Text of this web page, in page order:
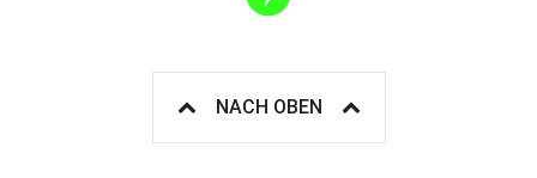
NACH OBEN